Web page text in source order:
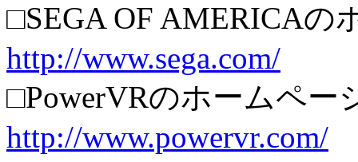
□SEGA OF AMERICAの
http://www.sega.com/
□PowerVRのホームペー
http://www.powervr.com/